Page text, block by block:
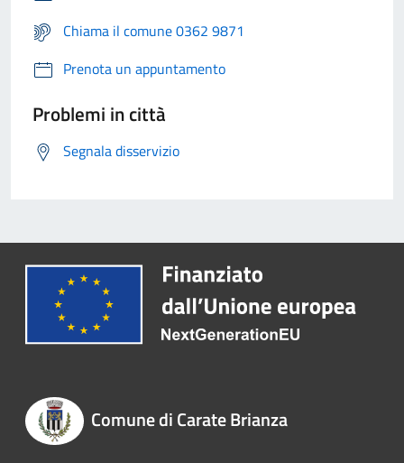
Chiama il comune 0362 9871
Prenota un appuntamento
Problemi in città
Segnala disservizio
Comune di Carate Brianza